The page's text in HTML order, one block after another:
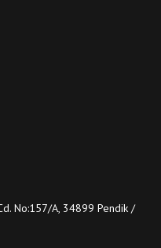
No:157/A, 34899 Pendik /